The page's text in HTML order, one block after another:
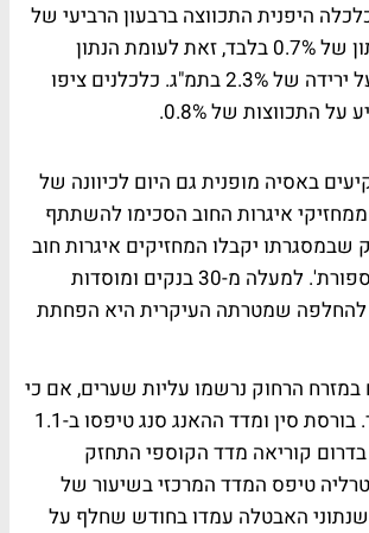
היפנית התכווצה ברבעון הרביעי של
השנה בשיעור מתון של 0.7% בלבד, זאת לעומת הנתון
הקודם שהצביע על ירידה של 2.3% בתמ"ג. כלכלנים ציפו
התכווצות של 0.8%.
באסיה מופנית גם היום לכיוונה של
60% בלבד ממחזיקי איגרות החוב הסכימו להשתתף
שבמסגרתו יקבלו המחזיקים איגרות חוב
חדשות ויספגו 'תספורת'. למעלה מ-30 בנקים ומוסדות
להחלפה שמטרתה העיקרית היא הפחתת
במזרח הרחוק נרשמו עליות שערים, אם כי
בשיעור מתון יותר. בורסת סין ומדד ההאנג סנג טיפסו ב-1.1
בדרום קוריאה מדד הקוספי התחזק
טיפס המדד המרכזי בשיעור של
שנתוני האבטלה עמדו בחודש שחלף על